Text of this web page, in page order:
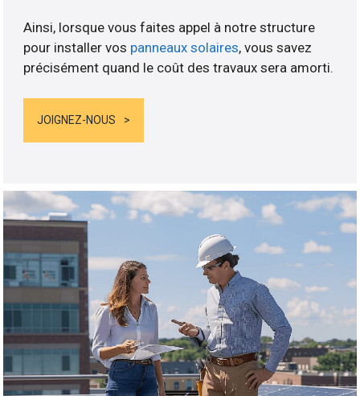
Ainsi, lorsque vous faites appel à notre structure
pour installer vos panneaux solaires, vous savez
précisément quand le coût des travaux sera amorti.
JOIGNEZ-NOUS